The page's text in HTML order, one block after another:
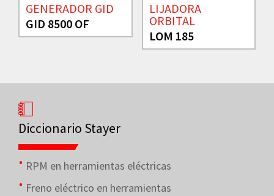
GENERADOR GID
GID 8500 OF
LIJADORA
ORBITAL
LOM 185
Diccionario Stayer
RPM en herramientas eléctricas
Freno eléctrico en herramientas